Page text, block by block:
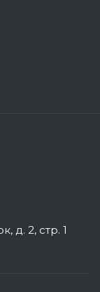
д. 2, стр. 1